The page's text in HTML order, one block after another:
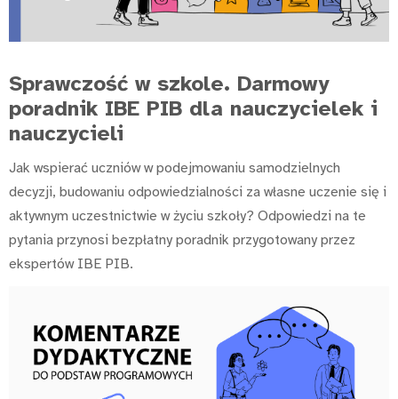
Sprawczość w szkole. Darmowy
poradnik IBE PIB dla nauczycielek i
nauczycieli
Jak wspierać uczniów w podejmowaniu samodzielnych
decyzji, budowaniu odpowiedzialności za własne uczenie się i
aktywnym uczestnictwie w życiu szkoły? Odpowiedzi na te
pytania przynosi bezpłatny poradnik przygotowany przez
ekspertów IBE PIB.